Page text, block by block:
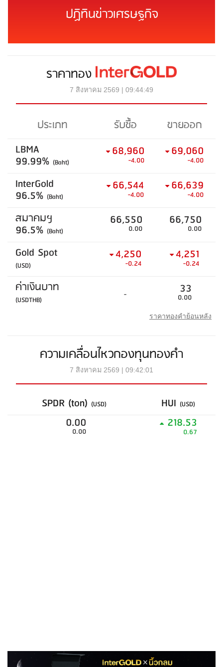
ปฏิทินข่าวเศรษฐกิจ
ราคาทอง
7 สิงหาคม 2569 | 09:44:49
ประเภท รับซื้อ
ขายออก
LBMA
99.99% (Baht)
68,960
-4.00
69,060
-4.00
InterGold
96.5% (Baht)
66,544
-4.00
66,639
-4.00
สมาคมฯ
96.5% (Baht)
66,550
0.00
66,750
0.00
Gold Spot
(USD)
4,250
-0.24
4,251
-0.24
ค่าเงินบาท
(USDTHB) - 33
0.00
ราคาทองคำย้อนหลัง
ความเคลื่อนไหวกองทุนทองคำ
7 สิงหาคม 2569 | 09:42:01
SPDR (ton) (USD) HUI (USD)
0.00
0.00
218.53
0.67